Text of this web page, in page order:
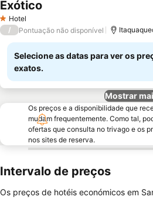
1 Estrelas
Hotel
Exótico
/ Pontuação não disponível
Selecione as datas para ver os
exatos.
Mostrar
Os preços e a disponibilidade que
mudam frequentemente. Como tal,
ofertas que consulta no trivago e os
nos sites de reserva.
Intervalo de preços
Os preços de hotéis económicos em